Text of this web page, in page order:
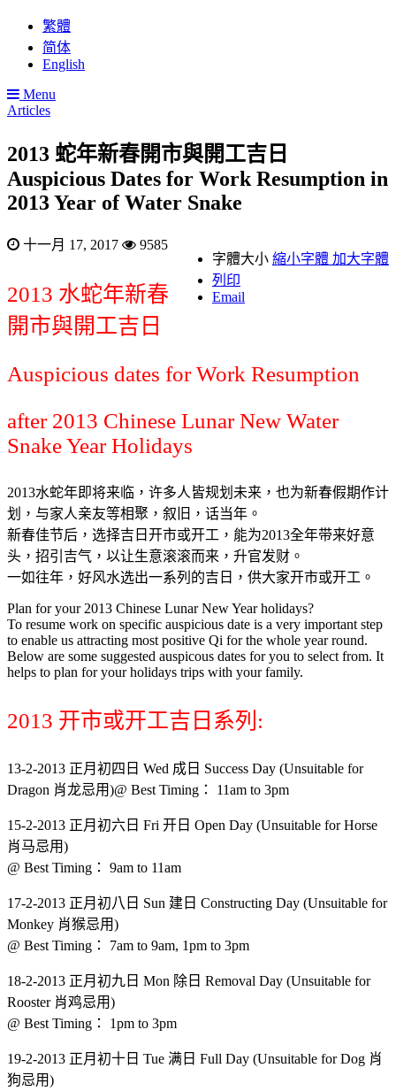
繁體
简体
English
Menu
Articles
2013 蛇年新春開市與開工吉日
Auspicious Dates for Work Resumption in
2013 Year of Water Snake
十一月 17, 2017
9585
字體大小 縮小字體 加大字體
列印
Email
2013 水蛇年新春
開市與開工吉日
Auspicious dates for Work Resumption
after 2013 Chinese Lunar New Water
Snake Year Holidays
2013水蛇年即将来临，许多人皆规划未来，也为新春假期作计
划，与家人亲友等相聚，叙旧，话当年。
新春佳节后，选择吉日开市或开工，能为2013全年带来好意
头，招引吉气，以让生意滚滚而来，升官发财。
一如往年，好风水选出一系列的吉日，供大家开市或开工。
Plan for your 2013 Chinese Lunar New Year holidays?
To resume work on specific auspicious date is a very important step
to enable us attracting most positive Qi for the whole year round.
Below are some suggested auspicous dates for you to select from. It
helps to plan for your holidays trips with your family.
2013 开市或开工吉日系列:
13-2-2013 正月初四日 Wed 成日 Success Day (Unsuitable for
Dragon 肖龙忌用)@ Best Timing： 11am to 3pm
15-2-2013 正月初六日 Fri 开日 Open Day (Unsuitable for Horse
肖马忌用)
@ Best Timing： 9am to 11am
17-2-2013 正月初八日 Sun 建日 Constructing Day (Unsuitable for
Monkey 肖猴忌用)
@ Best Timing： 7am to 9am, 1pm to 3pm
18-2-2013 正月初九日 Mon 除日 Removal Day (Unsuitable for
Rooster 肖鸡忌用)
@ Best Timing： 1pm to 3pm
19-2-2013 正月初十日 Tue 满日 Full Day (Unsuitable for Dog 肖
狗忌用)